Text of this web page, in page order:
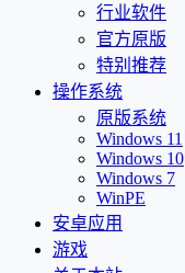
行业软件
官方原版
特别推荐
操作系统
原版系统
Windows 11
Windows 10
Windows 7
WinPE
安卓应用
游戏